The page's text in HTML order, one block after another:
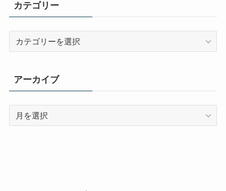
カテゴリー
リ
ー
アーカイブ